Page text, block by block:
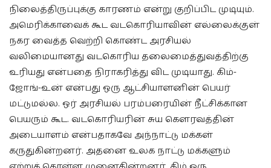
நிலைத்திருப்புக்கு காரணம் என்று குறிப்பிட முடியும்.
அமெரிக்காவைக் கூட வடகொரியாவின் எல்லைக்குள்
நகர வைத்த வெற்றி கொண்ட அரசியல்
வலிமையானது வடகொரிய தலைமைத்துவத்திற்கு
உரியது என்பதை நிராகரித்து விட முடியாது. கிம்-
ஜோங்-உன் என்பது ஒரு ஆட்சியாளனின் பெயர்
மட்டுமல்ல. ஒர் அரசியல் பரம்பரையின் நீட்சிக்கான
பெயரும் கூட. வடகொரியரின் சுய கௌரவத்தின்
அடையாளம் என்பதாகவே அந்நாட்டு மக்கள்
கருதுகின்றனர். அதனை உலக நாட்டு மக்களும்